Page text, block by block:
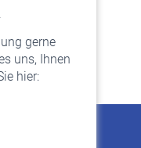
gerne
uns, Ihnen
hier: